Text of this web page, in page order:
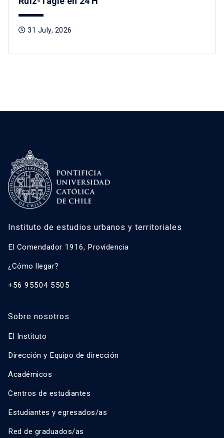
31 July, 2026
Instituto de estudios urbanos y territoriales
El Comendador 1916, Providencia
¿Cómo llegar?
+56 95504 5505
Sobre nosotros
El Instituto
Dirección y Equipo de dirección
Académicos
Centros de estudiantes
Estudiantes y egresados/as
Red de graduados/as